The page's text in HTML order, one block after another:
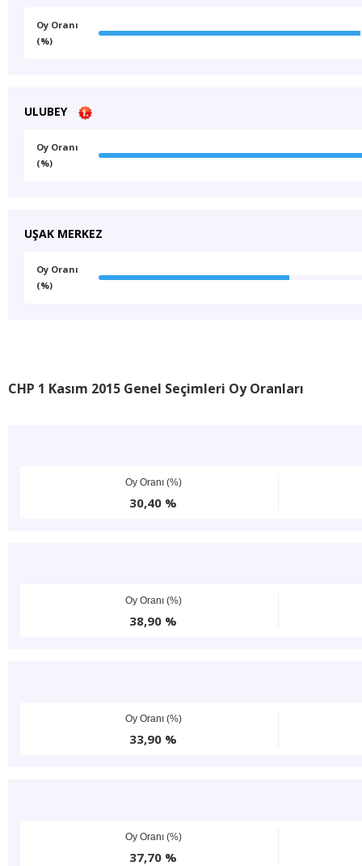
Oy Oranı
(%)
ULUBEY
Oy Oranı
(%)
UŞAK MERKEZ
Oy Oranı
(%)
CHP 1 Kasım 2015 Genel Seçimleri Oy Oranları
Oy Oranı (%)
30,40 %
Oy Oranı (%)
38,90 %
Oy Oranı (%)
33,90 %
Oy Oranı (%)
37,70 %